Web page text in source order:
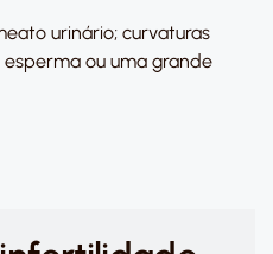
urinário; curvaturas
ou uma grande